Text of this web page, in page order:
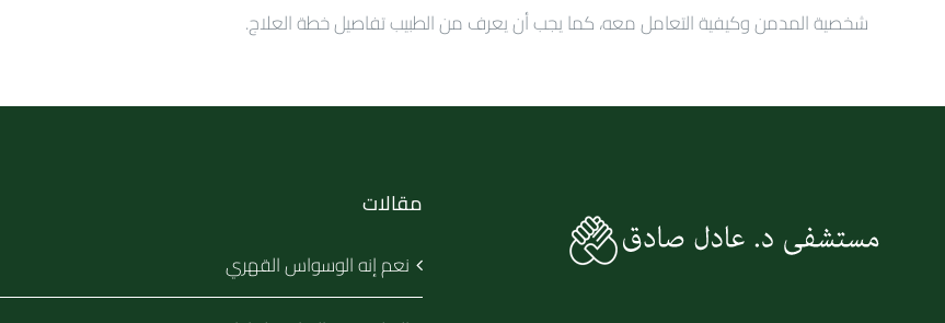
شخصية المدمن وكيفية التعامل معه، كما يجب أن يعرف من الطبيب تفاصيل خطة العلاج.
مقالات
نعم إنه الوسواس القهري